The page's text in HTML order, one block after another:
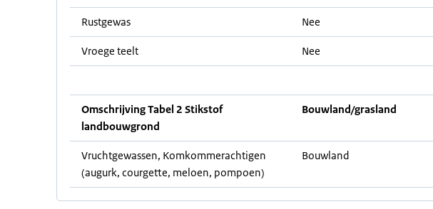
Rustgewas Nee
Vroege teelt Nee
Omschrijving Tabel 2 Stikstof
landbouwgrond
Bouwland/grasland
Vruchtgewassen, Komkommerachtigen
(augurk, courgette, meloen, pompoen)
Bouwland